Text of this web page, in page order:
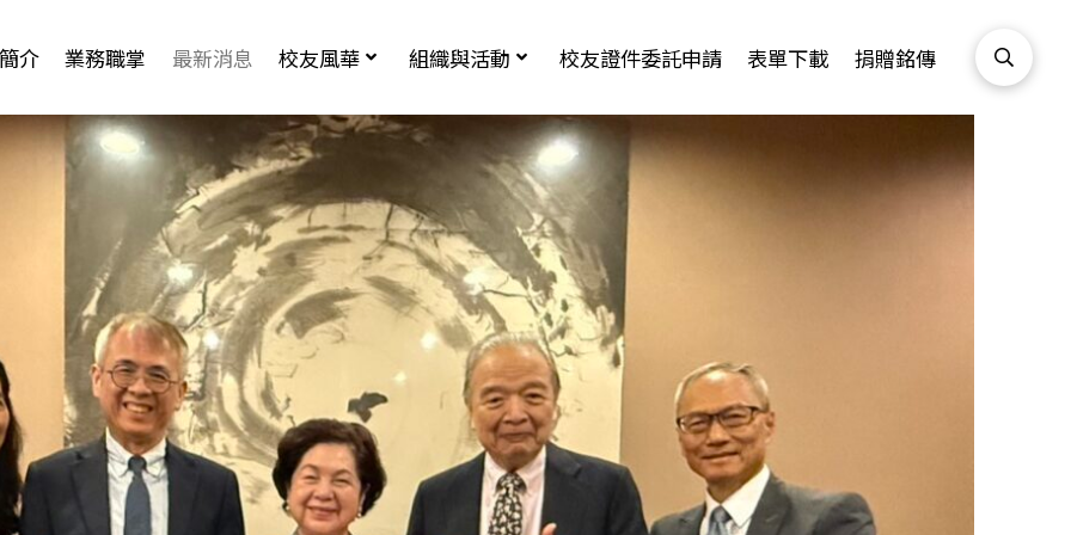
介 業務職掌 最新消息 校友風華 組織與活動 校友證件委託申請 表單下載 捐贈銘傳